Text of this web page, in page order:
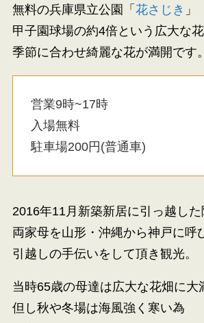
無料の兵庫県立公園「 花さじき 」
甲子園球場の約4倍という広大な
季節に合わせ綺麗な花が満開です。
営業9時~17時
入場無料
駐車場200円(普通車)
2016年11月新築新居に引っ越した
両家母を山形・沖縄から神戸に呼
引越しの手伝いをして頂き観光。
当時65歳の母達は広大な花畑に大
但し秋や冬場は海風強く寒い為